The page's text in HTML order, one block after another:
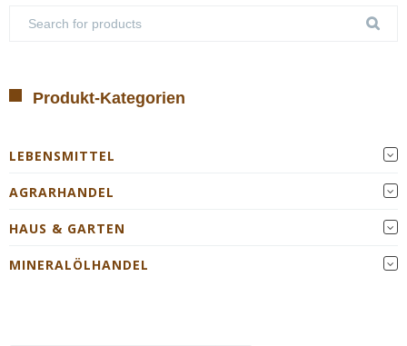
Produkt-Kategorien
LEBENSMITTEL
AGRARHANDEL
HAUS & GARTEN
MINERALÖLHANDEL